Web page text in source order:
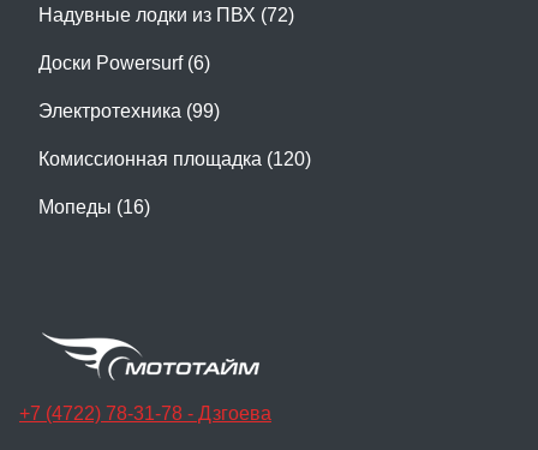
Надувные лодки из ПВХ (72)
Доски Powersurf (6)
Электротехника (99)
Комиссионная площадка (120)
Мопеды (16)
+7 (4722) 78-31-78 - Дзгоева